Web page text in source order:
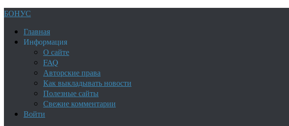
БОНУС
Главная
Информация
О сайте
FAQ
Авторские права
Как выкладывать новости
Полезные сайты
Свежие комментарии
Войти